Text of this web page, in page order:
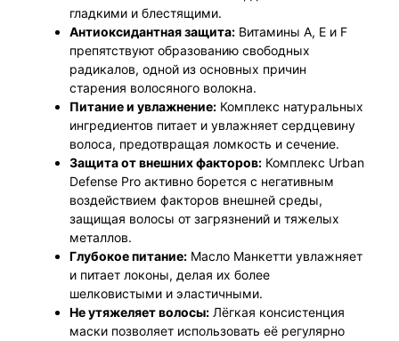
гладкими и блестящими.
Антиоксидантная защита: Витамины А, Е и F
препятствуют образованию свободных
радикалов, одной из основных причин
старения волосяного волокна.
Питание и увлажнение: Комплекс натуральных
ингредиентов питает и увлажняет сердцевину
волоса, предотвращая ломкость и сечение.
Защита от внешних факторов: Комплекс Urban
Defense Pro активно борется с негативным
воздействием факторов внешней среды,
защищая волосы от загрязнений и тяжелых
металлов.
Глубокое питание: Масло Манкетти увлажняет
и питает локоны, делая их более
шелковистыми и эластичными.
Не утяжеляет волосы: Лёгкая консистенция
маски позволяет использовать её регулярно